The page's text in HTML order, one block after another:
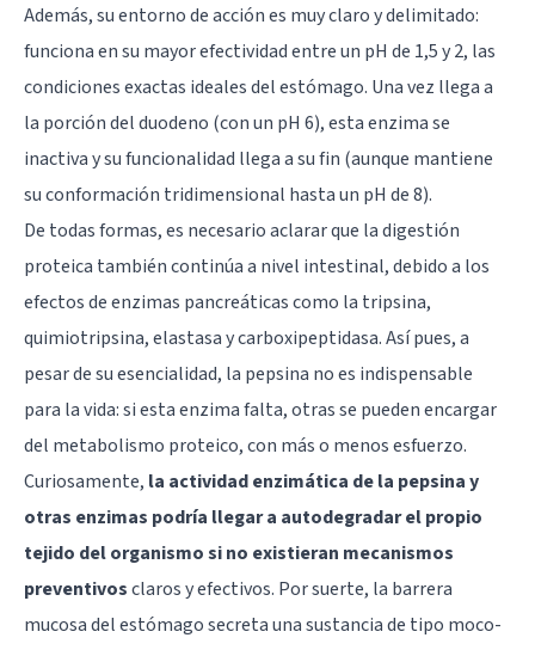
Además, su entorno de acción es muy claro y delimitado:
funciona en su mayor efectividad entre un pH de 1,5 y 2, las
condiciones exactas ideales del estómago. Una vez llega a
la porción del duodeno (con un pH 6), esta enzima se
inactiva y su funcionalidad llega a su fin (aunque mantiene
su conformación tridimensional hasta un pH de 8).
De todas formas, es necesario aclarar que la digestión
proteica también continúa a nivel intestinal, debido a los
efectos de enzimas pancreáticas como la tripsina,
quimiotripsina, elastasa y carboxipeptidasa. Así pues, a
pesar de su esencialidad, la pepsina no es indispensable
para la vida: si esta enzima falta, otras se pueden encargar
del metabolismo proteico, con más o menos esfuerzo.
Curiosamente, la actividad enzimática de la pepsina y
otras enzimas podría llegar a autodegradar el propio
tejido del organismo si no existieran mecanismos
preventivosclaros y efectivos. Por suerte, la barrera
mucosa del estómago secreta una sustancia de tipo moco-